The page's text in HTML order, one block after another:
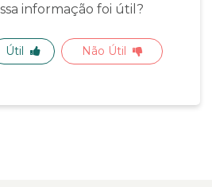
informação foi útil?
Útil Não Útil